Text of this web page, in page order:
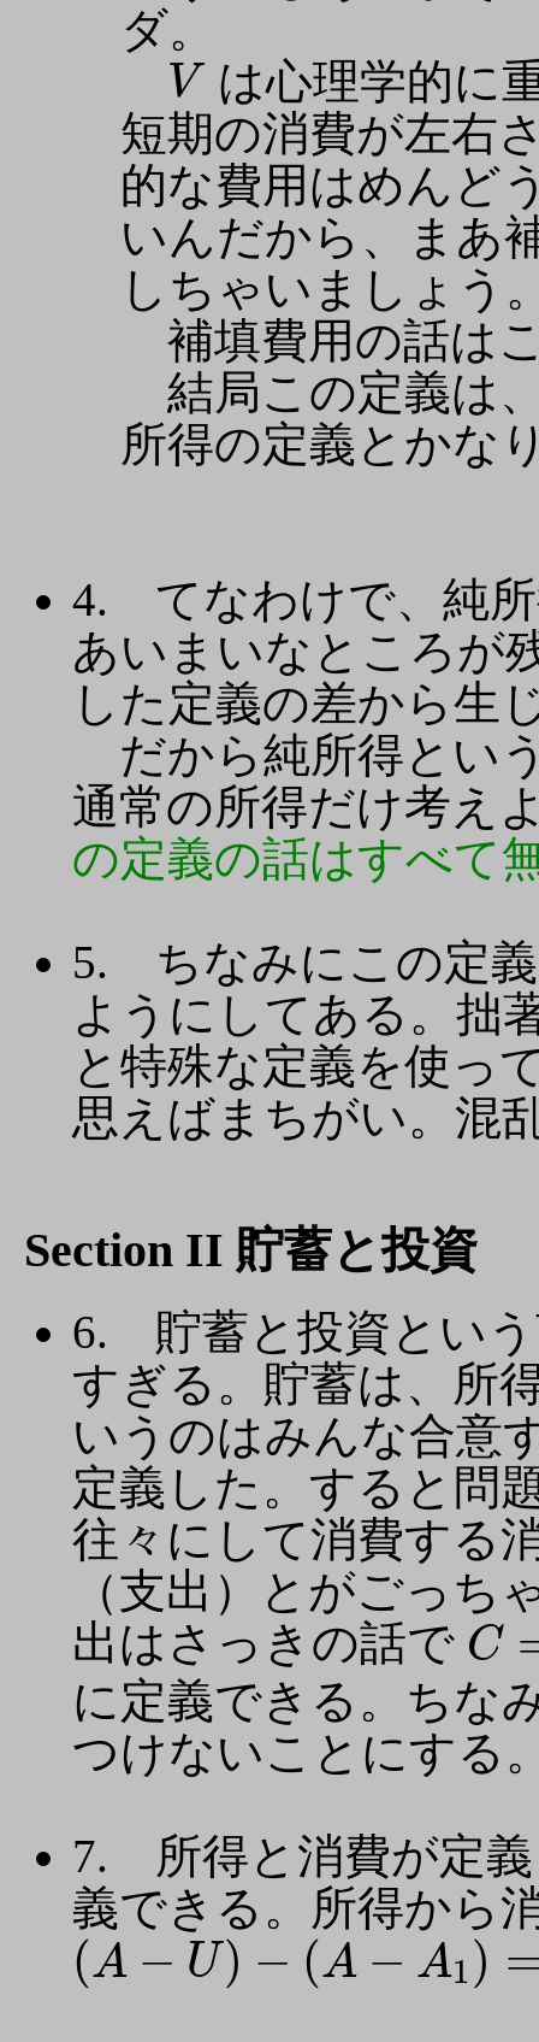
ダ。
V
V は心理学的に
短期の消費が左右
的な費用はめんど
いんだから、まあ
しちゃいましょう
補填費用の話は
結局この定義は
所得の定義とかな
4. てなわけで、純
あいまいなところが
した定義の差から生
だから純所得とい
通常の所得だけ考え
の定義の話はすべて
5. ちなみにこの定
ようにしてある。拙
と特殊な定義を使っ
思えばまちがい。混
Section II 貯蓄と投資
6. 貯蓄と投資とい
すぎる。貯蓄は、所
いうのはみんな合意
定義した。すると問
往々にして消費する
（支出）とがごっち
出はさっきの話で C
C=
に定義できる。ちな
つけないことにする
7. 所得と消費が定義
義できる。所得から
(A − U ) − (A − A1)
(A −U)−(A A1)=A1− U